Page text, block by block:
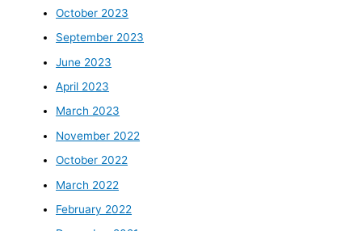
October 2023
September 2023
June 2023
April 2023
March 2023
November 2022
October 2022
March 2022
February 2022